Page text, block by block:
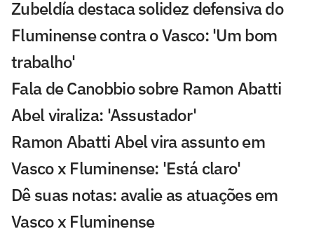
Zubeldía destaca solidez defensiva do
Fluminense contra o Vasco: 'Um bom
trabalho'
Fala de Canobbio sobre Ramon Abatti
Abel viraliza: 'Assustador'
Ramon Abatti Abel vira assunto em
Vasco x Fluminense: 'Está claro'
Dê suas notas: avalie as atuações em
Vasco x Fluminense